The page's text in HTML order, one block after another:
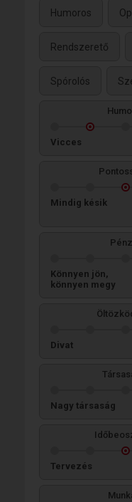
Humoros
Rendszerető
Spórolós
Vicces
Mindig késik
Pénz
Könnyen jön,
könnyen megy
Divat
Nagy társaság
Tervezés